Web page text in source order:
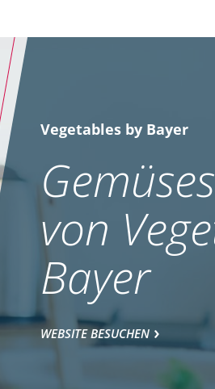
Vegetables by Bayer
von
Bayer
WEBSITE BESUCHEN